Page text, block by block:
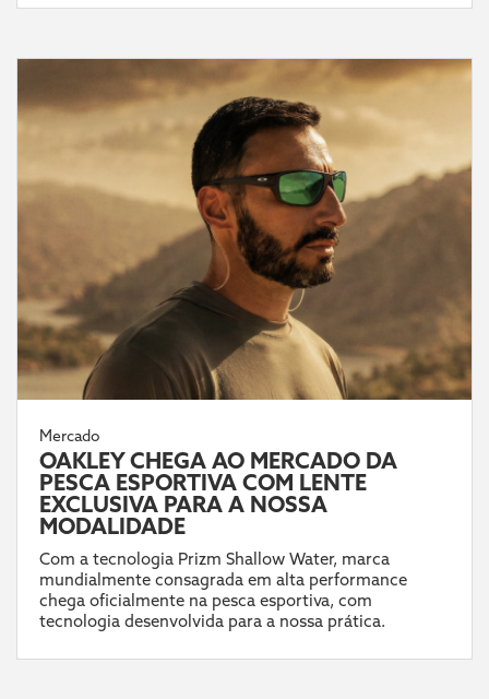
Mercado
OAKLEY CHEGA AO MERCADO DA
PESCA ESPORTIVA COM LENTE
EXCLUSIVA PARA A NOSSA
MODALIDADE
Com a tecnologia Prizm Shallow Water, marca
mundialmente consagrada em alta performance
chega oficialmente na pesca esportiva, com
tecnologia desenvolvida para a nossa prática.